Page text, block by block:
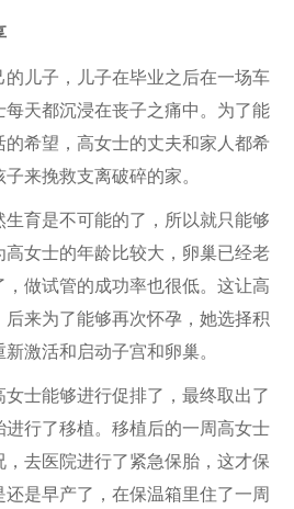
的儿子，儿子在毕业之后在一场车
天都沉浸在丧子之痛中。为了能
希望，高女士的丈夫和家人都希
来挽救支离破碎的家。
育是不可能的了，所以就只能够
女士的年龄比较大，卵巢已经老
做试管的成功率也很低。这让高
来为了能够再次怀孕，她选择积
激活和启动子宫和卵巢。
士能够进行促排了，最终取出了
行了移植。移植后的一周高女士
去医院进行了紧急保胎，这才保
是早产了，在保温箱里住了一周